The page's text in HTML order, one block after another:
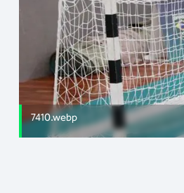
7410.webp